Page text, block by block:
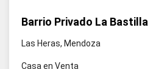
Barrio Privado La Bastilla
Las Heras, Mendoza
Casa en Venta